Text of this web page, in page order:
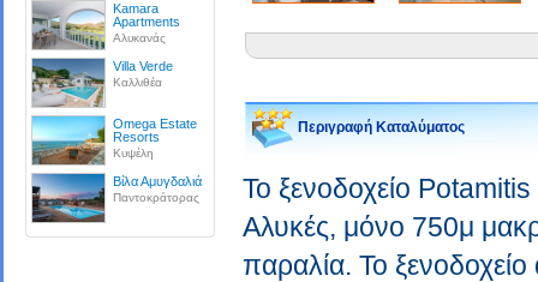
Kamara
Apartments
Αλυκανάς
Villa Verde
Καλλιθέα
Omega Estate
Resorts
Κυψέλη
Βίλα Αμυγδαλιά
Παντοκράτορας
Περιγραφή Καταλύματος
Το ξενοδοχείο Potamitis
Αλυκές, μόνο 750μ
παραλία. Το